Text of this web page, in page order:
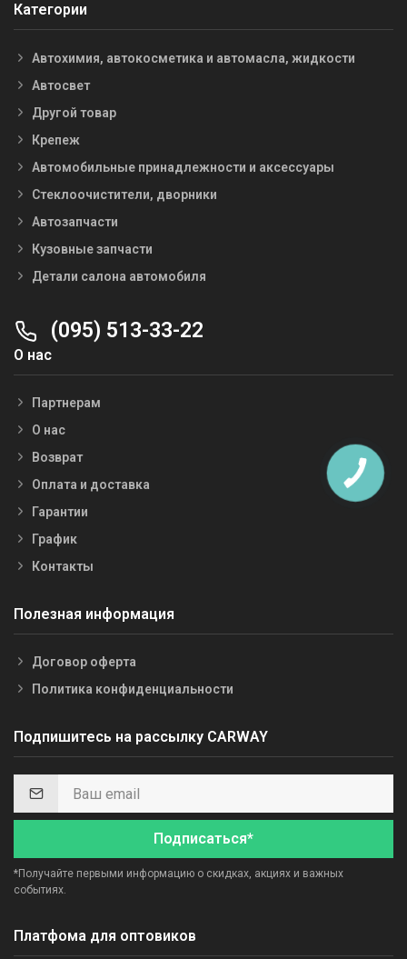
Категории
Автохимия, автокосметика и автомасла, жидкости
Автосвет
Другой товар
Крепеж
Автомобильные принадлежности и аксессуары
Стеклоочистители, дворники
Автозапчасти
Кузовные запчасти
Детали салона автомобиля
(095) 513-33-22
О нас
Партнерам
О нас
Возврат
Оплата и доставка
Гарантии
График
Контакты
Полезная информация
Договор оферта
Политика конфиденциальности
Подпишитесь на рассылку CARWAY
Подписаться*
*Получайте первыми информацию о скидках, акциях и важных
событиях.
Платфома для оптовиков